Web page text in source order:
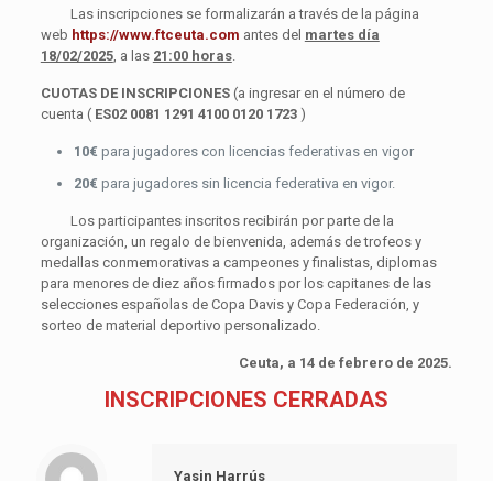
Las inscripciones se formalizarán a través de la página
web https://www.ftceuta.com antes del martes día
18/02/2025, a las 21:00 horas.
CUOTAS DE INSCRIPCIONES(a ingresar en el número de
cuenta ( ES02 0081 1291 4100 0120 1723 )
10€ para jugadores con licencias federativas en vigor
20€ para jugadores sin licencia federativa en vigor.
Los participantes inscritos recibirán por parte de la
organización, un regalo de bienvenida, además de trofeos y
medallas conmemorativas a campeones y finalistas, diplomas
para menores de diez años firmados por los capitanes de las
selecciones españolas de Copa Davis y Copa Federación, y
sorteo de material deportivo personalizado.
Ceuta, a 14 de febrero de 2025.
INSCRIPCIONES CERRADAS
Yasin Harrús